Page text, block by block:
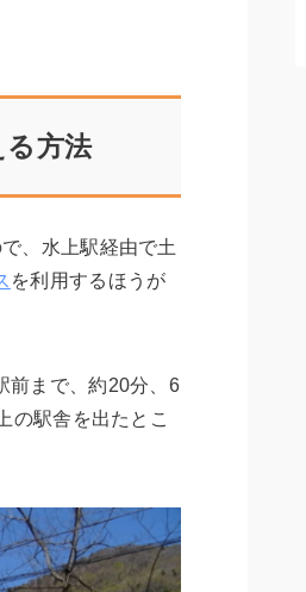
る方法
、水上駅経由で土
を利用するほうが
前まで、約20分、6
の駅舎を出たとこ